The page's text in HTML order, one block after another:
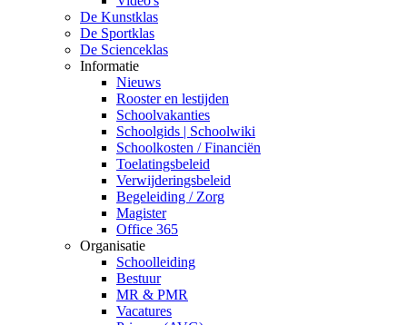
De Kunstklas
De Sportklas
De Scienceklas
Informatie
Nieuws
Rooster en lestijden
Schoolvakanties
Schoolgids | Schoolwiki
Schoolkosten / Financiën
Toelatingsbeleid
Verwijderingsbeleid
Begeleiding / Zorg
Magister
Office 365
Organisatie
Schoolleiding
Bestuur
MR & PMR
Vacatures